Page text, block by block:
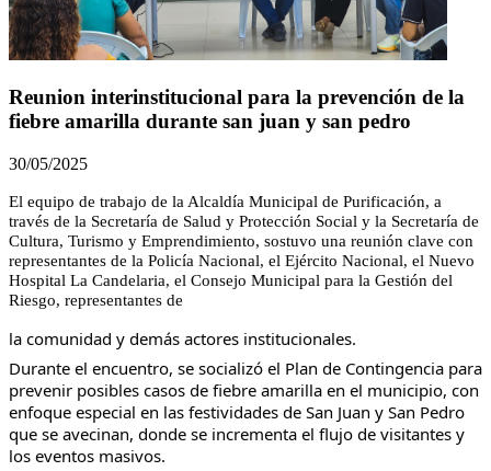
Reunion interinstitucional para la prevención de la
fiebre amarilla durante san juan y san pedro
30/05/2025
El equipo de trabajo de la Alcaldía Municipal de Purificación, a
través de la Secretaría de Salud y Protección Social y la Secretaría de
Cultura, Turismo y Emprendimiento, sostuvo una reunión clave con
representantes de la Policía Nacional, el Ejército Nacional, el Nuevo
Hospital La Candelaria, el Consejo Municipal para la Gestión del
Riesgo, representantes de
la comunidad y demás actores institucionales.
Durante el encuentro, se socializó el Plan de Contingencia para
prevenir posibles casos de fiebre amarilla en el municipio, con
enfoque especial en las festividades de San Juan y San Pedro
que se avecinan, donde se incrementa el flujo de visitantes y
los eventos masivos.